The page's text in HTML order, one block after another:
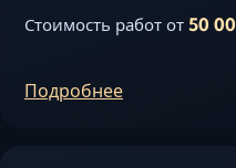
Стоимость работ от 50
Подробнее